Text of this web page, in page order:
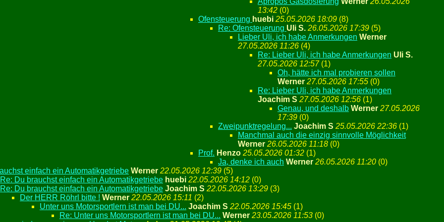
13:42 (0)
Ofensteuerung huebi 25.05.2026 18:09 (8)
Re: Ofensteuerung Uli S. 26.05.2026 17:39 (5)
Lieber Uli, ich habe Anmerkungen Werner
27.05.2026 11:26 (4)
Re: Lieber Uli, ich habe Anmerkungen Uli S.
27.05.2026 12:57(1)
Oh, hätte ich mal probieren sollen
Werner 27.05.2026 17:55 (0)
Re: Lieber Uli, ich habe Anmerkungen
Joachim S 27.05.2026 12:56 (1)
Genau, und deshalb Werner 27.05.2026
17:39 (0)
Zweipunktregelung... Joachim S 25.05.2026 22:36 (1)
Manchmal auch die einzig sinnvolle Möglichkeit
Werner 26.05.2026 11:18 (0)
Prof. Henzo 25.05.2026 01:32 (1)
Ja, denke ich auch Werner 26.05.2026 11:20 (0)
einfach ein Automatikgetriebe Werner 22.05.2026 12:39 (5)
Re: Du brauchst einfach ein Automatikgetriebe huebi 22.05.2026 14:12 (0)
Re: Du brauchst einfach ein Automatikgetriebe Joachim S 22.05.2026 13:29 (3)
Der HERR Röhrl bitte ! Werner 22.05.2026 15:11 (2)
Unter uns Motorsportlern ist man bei DU... Joachim S 22.05.2026 15:45 (1)
Re: Unter uns Motorsportlern ist man bei DU... Werner 23.05.2026 11:53 (0)